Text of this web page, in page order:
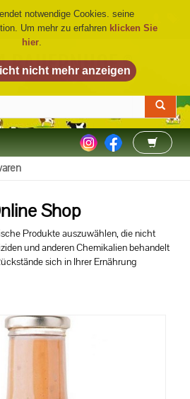
BAUERNHOF©
Shop
Produkte auszuwählen, die nicht
und anderen Chemikalien behandelt
sich in Ihrer Ernährung
notwendige Cookies. seine
Um mehr zu erfahren klicken Sie
hier.